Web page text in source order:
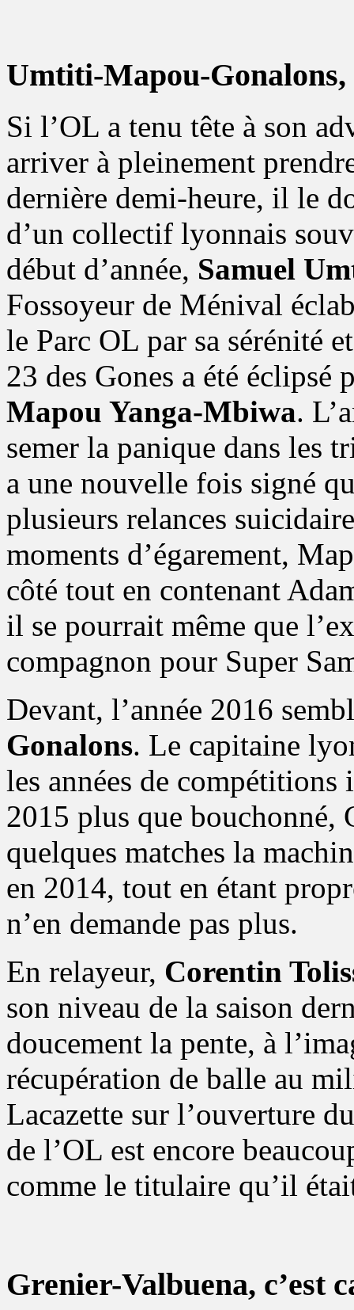
Umtiti-Mapou-Gonalons,
Si l’OL a tenu tête à son
arriver à pleinement
dernière demi-heure, il le
d’un collectif lyonnais
début d’année, Samuel
Fossoyeur de Ménival
le Parc OL par sa sérénité
23 des Gones a été éclipsé
Mapou Yanga-Mbiwa.
semer la panique dans les
a une nouvelle fois signé
plusieurs relances
moments d’égarement,
côté tout en contenant
il se pourrait même que
compagnon pour Super
Devant, l’année 2016
Gonalons. Le capitaine
les années de
2015 plus que bouchonné,
quelques matches la
en 2014, tout en étant
n’en demande pas plus.
En relayeur, Corentin
son niveau de la saison
doucement la pente, à
récupération de balle au
Lacazette sur l’ouverture
de l’OL est encore
comme le titulaire qu’il
Grenier-Valbuena, c’est